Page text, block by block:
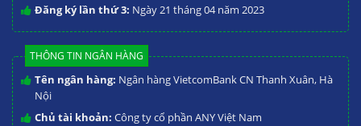
Đăng ký lần thứ 3: Ngày 21 tháng 04 năm 2023
THÔNG TIN NGÂN HÀNG
Tên ngân hàng: Ngân hàng VietcomBank CN Thanh Xuân, Hà
Nội
Chủ tài khoản: Công ty cổ phần ANY Việt Nam